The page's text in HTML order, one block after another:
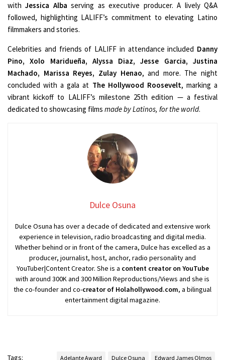
withJessica Alba serving as executive producer. A lively Q&A
followed, highlighting LALIFF’s commitment to elevating Latino
filmmakers and stories.
Celebrities and friends of LALIFF in attendance included Danny
Pino, Xolo Maridueña, Alyssa Diaz, Jesse Garcia, Justina
Machado, Marissa Reyes, Zulay Henao, and more. The night
concluded with a gala at The Hollywood Roosevelt, marking a
vibrant kickoff to LALIFF’s milestone 25th edition — a festival
dedicated to showcasing films made by Latinos, for the world.
Dulce Osuna
Dulce Osuna has over a decade of dedicated and extensive work
experience in television, radio broadcasting and digital media.
Whether behind or in front of the camera, Dulce has excelled as a
producer, journalist, host, anchor, radio personality and
YouTuber|Content Creator. She is a content creator on YouTube
with around 300K and 300 Million Reproductions/Views and she is
the co-founder and co-creator of Holahollywood.com, a bilingual
entertainment digital magazine.
Tags: Adelante Award Dulce Osuna Edward James Olmos